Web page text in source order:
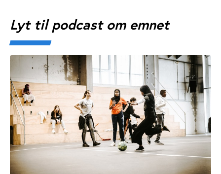
Lyt til podcast om emnet